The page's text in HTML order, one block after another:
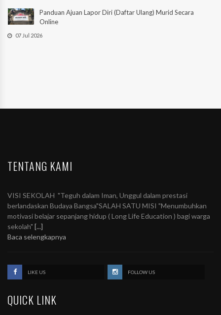
Panduan Ajuan Lapor Diri (Daftar Ulang) Murid Secara
Online
07 Jul 2026
TENTANG KAMI
VISI SEKOLAH "Teguh dalam Iman, Unggul dalam prestasi
berlandaskan Budaya Bangsa"SALAH SATU MISI "Menumbuhkan
motivasi belajar sepanjang hidup ( Long Life Education ) bagi warga
sekolah" [...]
Baca selengkapnya
LIKE US FOLLOW US
QUICK LINK